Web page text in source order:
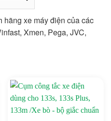
xe máy điện của các
Xmen, Pega, JVC,